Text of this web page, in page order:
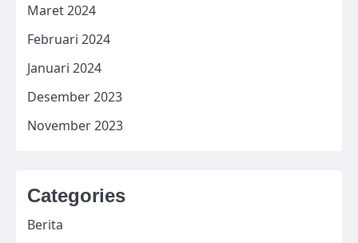
Maret 2024
Februari 2024
Januari 2024
Desember 2023
November 2023
Categories
Berita